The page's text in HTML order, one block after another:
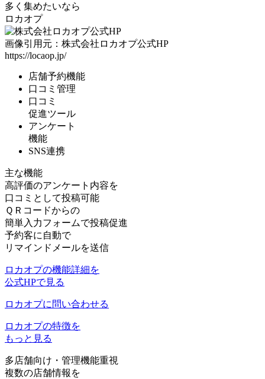
多く集めたいなら
ロカオプ
画像引用元：株式会社ロカオプ公式HP
https://locaop.jp/
店舗予約機能
口コミ管理
口コミ
促進ツール
アンケート
機能
SNS連携
主な機能
高評価のアンケート内容を
口コミとして投稿可能
ＱＲコードからの
簡単入力フォームで投稿促進
予約客に自動で
リマインドメールを送信
ロカオプの機能詳細を
公式HPで見る
ロカオプに問い合わせる
ロカオプの特徴を
もっと見る
多店舗向け ・ 管理機能重視
複数の店舗情報を